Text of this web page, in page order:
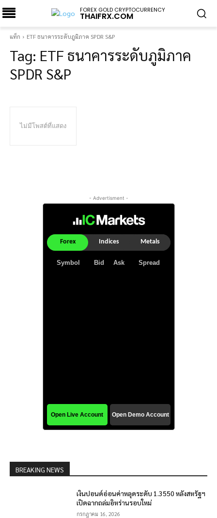
FOREX GOLD CRYPTOCURRENCY
THAIFRX.COM
แท็ก ETF ธนาคารระดับภูมิภาค SPDR S&P
Tag: ETF ธนาคารระดับภูมิภาค
SPDR S&P
ไม่มีโพสต์ที่แสดง
- Advertisment -
BREAKING NEWS
เงินปอนด์อ่อนค่าหลุดระดับ 1.3550 หลังสหรัฐฯ
เปิดฉากถล่มอิหร่านรอบใหม่
กรกฎาคม 16, 2026